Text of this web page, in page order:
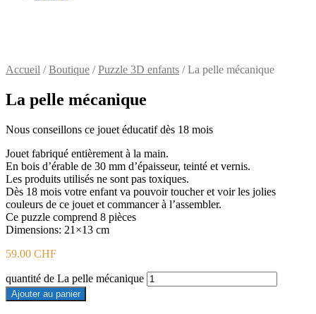
Accueil /Boutique /Puzzle 3D enfants / La pelle mécanique
La pelle mécanique
Nous conseillons ce jouet éducatif dès 18 mois
Jouet fabriqué entièrement à la main.
En bois d’érable de 30 mm d’épaisseur, teinté et vernis.
Les produits utilisés ne sont pas toxiques.
Dès 18 mois votre enfant va pouvoir toucher et voir les jolies
couleurs de ce jouet et commancer à l’assembler.
Ce puzzle comprend 8 pièces
Dimensions: 21×13 cm
59.00 CHF
quantité de La pelle mécanique
Ajouter au panier